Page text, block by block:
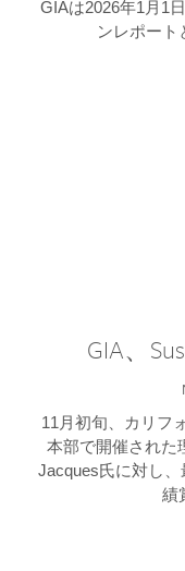
GIAは2026年1月1
ンレポート
GIA、
11月初旬、カリフ
本部で開催された
Jacques氏に対し、
績